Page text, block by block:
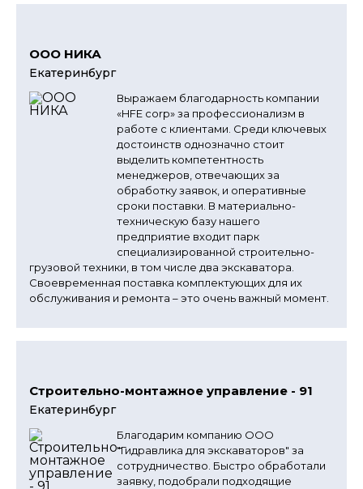
ООО НИКА
Екатеринбург
Выражаем благодарность компании
«HFE corp» за профессионализм в
работе с клиентами. Среди ключевых
достоинств однозначно стоит
выделить компетентность
менеджеров, отвечающих за
обработку заявок, и оперативные
сроки поставки. В материально-
техническую базу нашего
предприятие входит парк
специализированной строительно-
грузовой техники, в том числе два экскаватора.
Своевременная поставка комплектующих для их
обслуживания и ремонта – это очень важный момент.
Строительно-монтажное управление - 91
Екатеринбург
Благодарим компанию ООО
"Гидравлика для экскаваторов" за
сотрудничество. Быстро обработали
заявку, подобрали подходящие